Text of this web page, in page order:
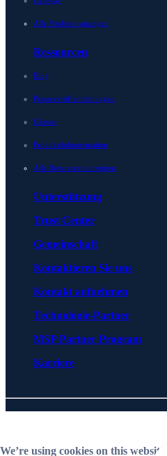
Alle Produkte anzeigen
Ressourcen
Blog
Presseveröffentlichungen
Glossar
Produktdokumentation
Alle Ressourcen anzeigen
Unterstützung
Trust Center
Gemeinschaft
Kontaktieren Sie uns
Kontakt aufnehmen
Technologie-Partner
MSP Partner Program
Karriere
Follow us on LinkedIn
Follow us on YouTube
We’re using cookies on this website